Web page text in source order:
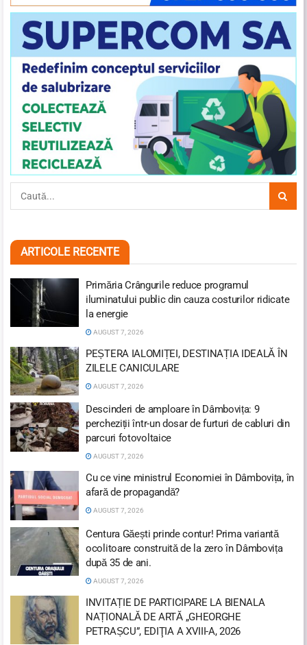
ARTICOLE RECENTE
Primăria Crângurile reduce programul
iluminatului public din cauza costurilor ridicate
la energie
AUGUST 7, 2026
PEȘTERA IALOMIȚEI, DESTINAȚIA IDEALĂ ÎN
ZILELE CANICULARE
AUGUST 7, 2026
Descinderi de amploare în Dâmbovița: 9
percheziții într-un dosar de furturi de cabluri din
parcuri fotovoltaice
AUGUST 7, 2026
Cu ce vine ministrul Economiei în Dâmbovița, în
afară de propagandă?
AUGUST 7, 2026
Centura Găești prinde contur! Prima variantă
ocolitoare construită de la zero în Dâmbovița
după 35 de ani.
AUGUST 7, 2026
INVITAȚIE DE PARTICIPARE LA BIENALA
NAȚIONALĂ DE ARTĂ „GHEORGHE
PETRAȘCU”, EDIŢIA A XVIII-A, 2026